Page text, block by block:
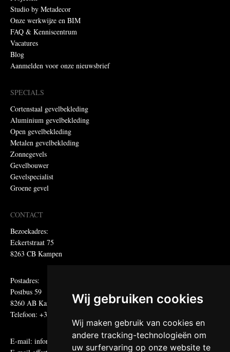
Wij gebruiken cookies
Wij maken gebruik van cookies en
andere tracking-technologieën om
uw surfervaring op onze website te
Studio by Metadecor
Onze werkwijze en BIM
FAQ & Kenniscentrum
Vacatures
Blog
Aanmelden voor onze nieuwsbrief
SPECIALS
Cortenstaal gevelbekleding
Aluminium gevelbekleding
Open gevelbekleding
Metalen gevelbekleding
Zonnegevels
Gevelbouwer
Gevelspecialist
Groene gevel
CONTACT
Bezoekadres:
Eckertstraat 75
8263 CB Kampen
Postadres:
Postbus 59
8260 AB Kampen
Telefoon: +31 (0)38 331 81 81
E-mail: informatie@metadecor.nl